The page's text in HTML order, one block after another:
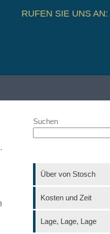
RUFEN SIE UNS AN:
Suchen
Über von Stosch
Kosten und Zeit
Lage, Lage, Lage